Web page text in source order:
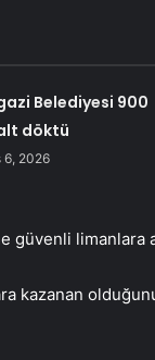
Belediyesi 900
döktü
6, 2026
güvenli limanlara
kazanan